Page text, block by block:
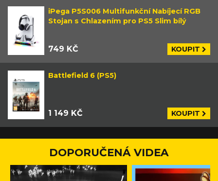
iPega P5S006 Multifunkční Nabíjecí RGB
Stojan s Chlazením pro PS5 Slim bílý
749 KČ KOUPIT
Battlefield 6 (PS5)
1 149 KČ KOUPIT
DOPORUČENÁ VIDEA